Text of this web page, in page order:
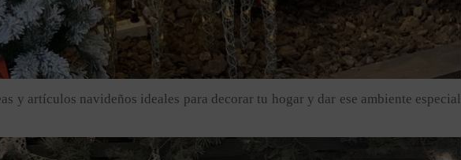
y artículos navideños ideales para decorar tu hogar y dar ese ambiente especial